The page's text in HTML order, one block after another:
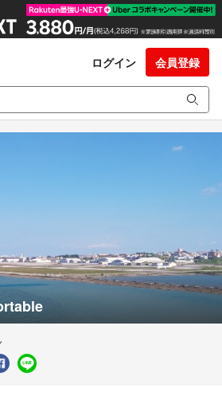
ログイン 会員登録